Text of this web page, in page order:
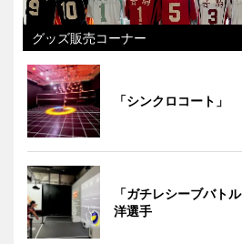
グッズ販売コーナー
「シンクロコート」
「ガチレシーブバト
洋選手